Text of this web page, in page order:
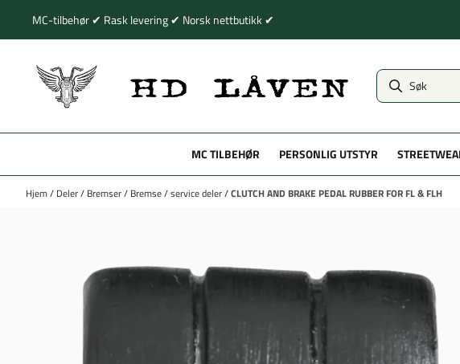
Hopp til innhold
MC-tilbehør ✔ Rask levering ✔ Norsk nettbutikk ✔
MC TILBEHØR PERSONLIG UTSTYR
Hjem/ Deler/ Bremser/ Bremse/service deler/CLUTCH AND BRAKE PEDAL RUBBER FOR FL & FLH